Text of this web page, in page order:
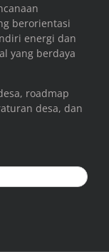
berorientasi
energi dan
yang berdaya
roadmap
desa, dan